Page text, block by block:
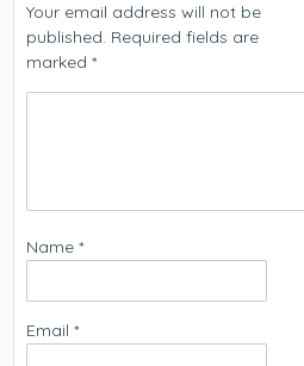
Your email address will not be
published. Required fields are
marked*
Name*
Email*